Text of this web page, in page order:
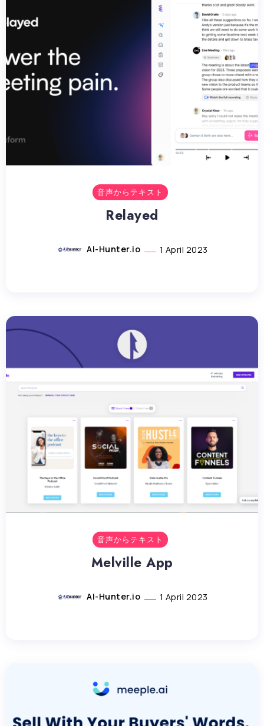
音声からテキスト
Relayed
AI-Hunter.io 1 April 2023
音声からテキスト
Melville App
AI-Hunter.io 1 April 2023